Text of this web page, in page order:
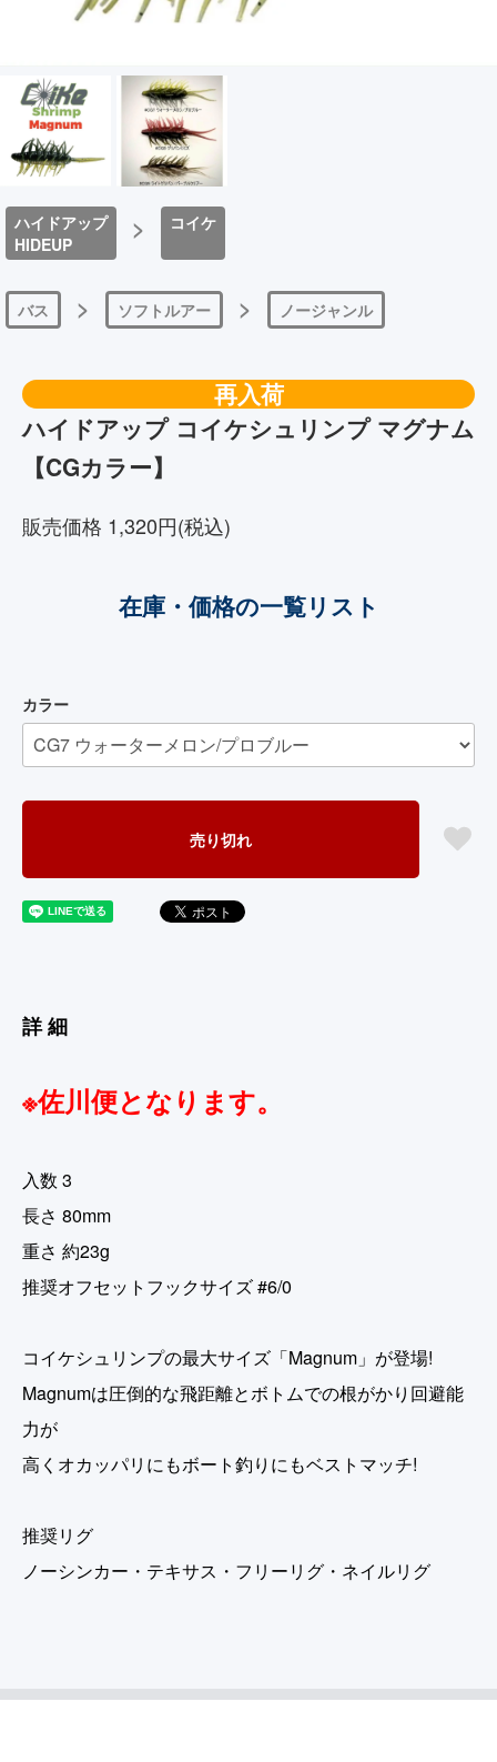
ハイドアップ
HIDEUP
> コイケ
バス > ソフトルアー > ノージャンル
再入荷
ハイドアップ コイケシュリンプ マグナム
【CGカラー】
販売価格 1,320円(税込)
在庫・価格の一覧リスト
カラー
売り切れ
詳細
※佐川便となります。
入数 3
長さ 80mm
重さ 約23g
推奨オフセットフックサイズ #6/0
コイケシュリンプの最大サイズ「Magnum」が登場!
Magnumは圧倒的な飛距離とボトムでの根がかり回避能
力が
高くオカッパリにもボート釣りにもベストマッチ!
推奨リグ
ノーシンカー・テキサス・フリーリグ・ネイルリグ